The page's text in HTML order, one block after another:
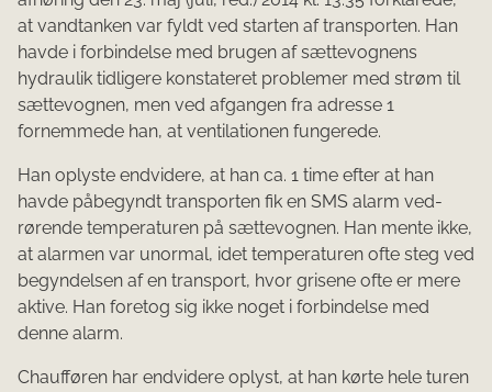
at vand­tanken var fyldt ved starten af transporten. Han
havde i forbindelse med brugen af sættevognens
hydrau­lik tidligere konstateret problemer med strøm til
sættevognen, men ved afgangen fra adresse 1
fornemme­de han, at ventilationen fungerede.
Han oplyste endvidere, at han ca. 1 time efter at han
havde påbegyndt transporten fik en SMS alarm ved­
rørende temperaturen på sættevognen. Han mente ikke,
at alarmen var unormal, idet temperaturen ofte steg ved
begyndelsen af en transport, hvor grisene ofte er mere
aktive. Han foretog sig ikke noget i for­bindelse med
denne alarm.
Chaufføren har endvidere oplyst, at han kørte hele turen